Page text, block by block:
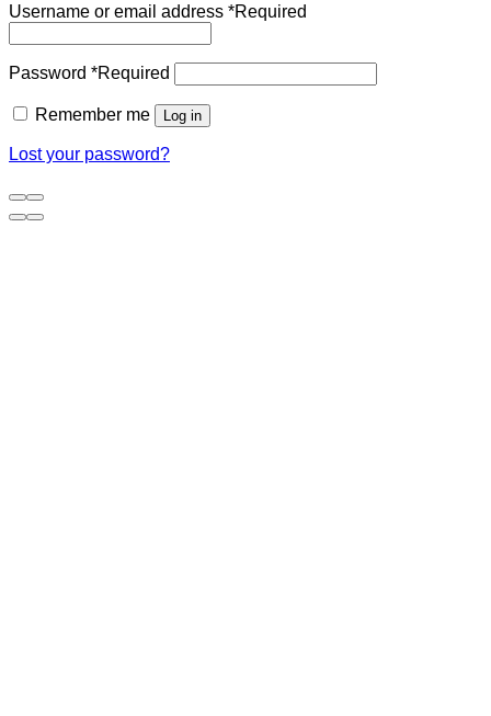
Username or email address *Required
Password *Required
Remember me Log in
Lost your password?